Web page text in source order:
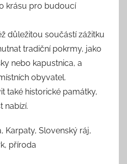
krásu pro budoucí
důležitou součástí zážitku
tradiční pokrmy, jako
nebo kapustnica, a
obyvatel.
také historické památky,
nabízí.
Karpaty, Slovenský ráj,
příroda